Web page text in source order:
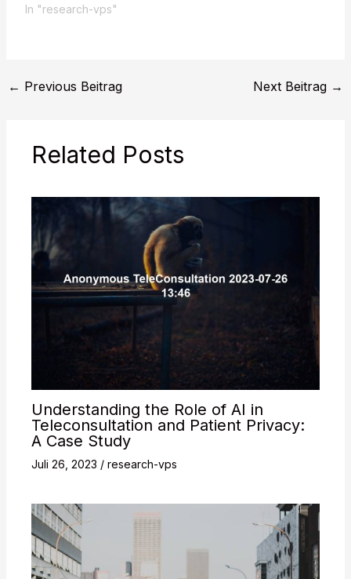
In "research-vps"
← Previous Beitrag Next Beitrag →
Related Posts
Understanding the Role of AI in
Teleconsultation and Patient Privacy:
A Case Study
Juli 26, 2023 /research-vps